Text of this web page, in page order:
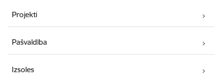
Projekti
Pašvaldība
Izsoles